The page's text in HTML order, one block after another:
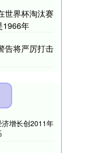
世界杯淘汰赛
1966年
告将严厉打击
增长创2011年